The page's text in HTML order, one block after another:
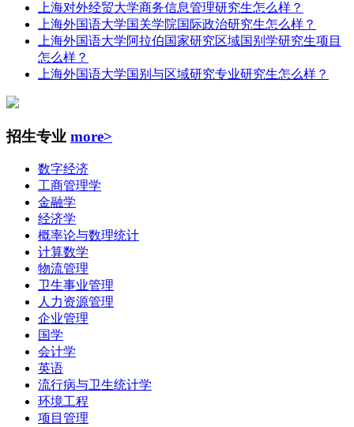
上海对外经贸大学商务信息管理研究生怎么样？
上海外国语大学国关学院国际政治研究生怎么样？
上海外国语大学阿拉伯国家研究区域国别学研究生项目
怎么样？
上海外国语大学国别与区域研究专业研究生怎么样？
招生专业 more>
数字经济
工商管理学
金融学
经济学
概率论与数理统计
计算数学
物流管理
卫生事业管理
人力资源管理
企业管理
国学
会计学
英语
流行病与卫生统计学
环境工程
项目管理